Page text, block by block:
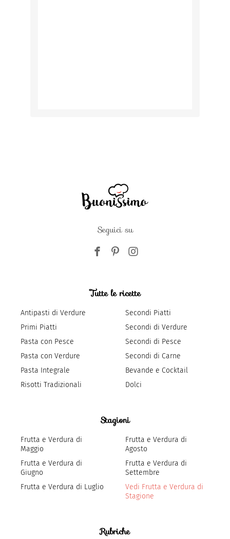
Seguici su
Tutte le ricette
Antipasti di Verdure
Primi Piatti
Pasta con Pesce
Pasta con Verdure
Pasta Integrale
Risotti Tradizionali
Secondi Piatti
Secondi di Verdure
Secondi di Pesce
Secondi di Carne
Bevande e Cocktail
Dolci
Stagioni
Frutta e Verdura di
Maggio
Frutta e Verdura di
Giugno
Frutta e Verdura di Luglio
Frutta e Verdura di
Agosto
Frutta e Verdura di
Settembre
Vedi Frutta e Verdura di
Stagione
Rubriche